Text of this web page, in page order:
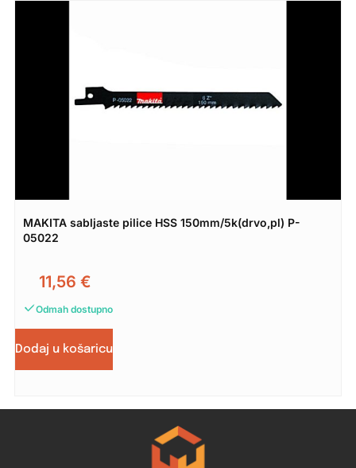
MAKITA sabljaste pilice HSS 150mm/5k(drvo,pl) P-
05022
11,56 €
Odmah dostupno
Dodaj u košaricu